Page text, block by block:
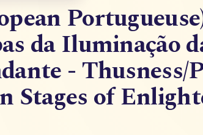
da Iluminação
- Thusness/
Stages of